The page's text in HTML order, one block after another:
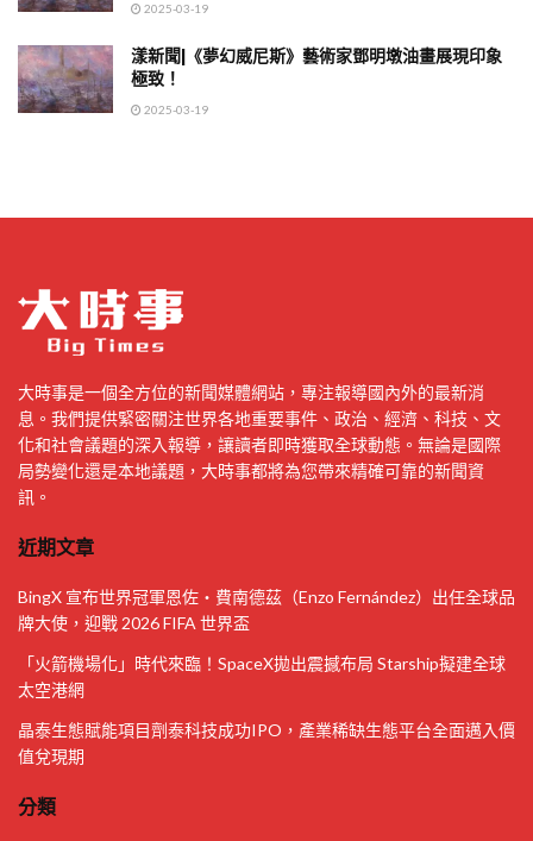
2025-03-19
漾新聞|《夢幻威尼斯》藝術家鄧明墩油畫展現印象
極致！
2025-03-19
大時事是一個全方位的新聞媒體網站，專注報導國內外的最新消
息。我們提供緊密關注世界各地重要事件、政治、經濟、科技、文
化和社會議題的深入報導，讓讀者即時獲取全球動態。無論是國際
局勢變化還是本地議題，大時事都將為您帶來精確可靠的新聞資
訊。
近期文章
BingX 宣布世界冠軍恩佐・費南德茲（Enzo Fernández）出任全球品
牌大使，迎戰 2026 FIFA 世界盃
「火箭機場化」時代來臨！SpaceX拋出震撼布局 Starship擬建全球
太空港網
晶泰生態賦能項目劑泰科技成功IPO，產業稀缺生態平台全面邁入價
值兌現期
分類